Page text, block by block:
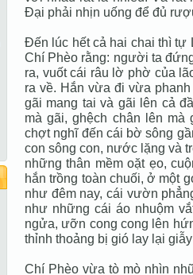
Ðại phải nhịn uống để đủ
Ðến lúc hết cả hai chai thì tự
Chí Phèo rằng: người ta
ra, vuốt cái râu lờ phờ của
ra về. Hắn vừa đi vừa
gãi mang tai và gãi lên cả
mà gãi, ghệch chân lên
chợt nghĩ đến cái bờ sông
con sông con, nước lặng và
những thân mềm oặt ẹo,
hắn trồng toàn chuối, ở một
như đêm nay, cái vườn
như những cái áo nhuộm
ngửa, ưỡn cong cong lên
thỉnh thoảng bị gió lay lại
Chí Phèo vừa tò mò nhìn